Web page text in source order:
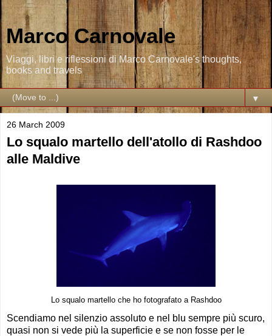
Marco Carnovale
Viaggi, libri e riflessioni di Marco Carnovale's thoughts,
books and travels
▼
26 March 2009
Lo squalo martello dell'atollo di Rashdoo
alle Maldive
Lo squalo martello che ho fotografato a Rashdoo
Scendiamo nel silenzio assoluto e nel blu sempre più scuro,
quasi non si vede più la superficie e se non fosse per le